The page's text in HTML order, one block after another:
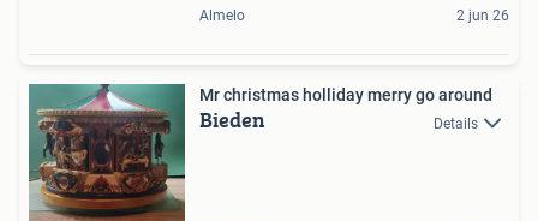
Almelo 2 jun 26
Mr christmas holliday merry go around
Bieden Details